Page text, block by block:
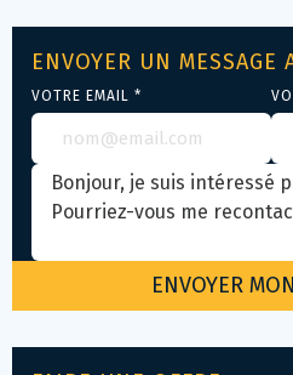
ENVOYER UN MESSAGE
VOTRE EMAIL *